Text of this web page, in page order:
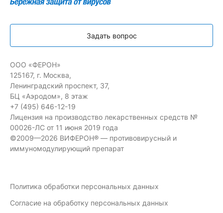
Задать вопрос
ООО «ФЕРОН»
125167, г. Москва,
Ленинградский проспект, 37,
БЦ «Аэродом», 8 этаж
+7 (495) 646-12-19
Лицензия на производство лекарственных средств №
00026-ЛС от 11 июня 2019 года
©2009—2026 ВИФЕРОН® — противовирусный и
иммуномодулирующий препарат
Политика обработки персональных данных
Согласие на обработку персональных данных